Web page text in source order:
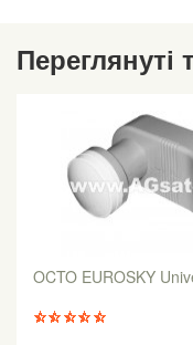
Переглянуті
OCTO EUROSKY